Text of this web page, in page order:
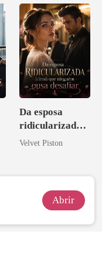
Da esposa
ridicularizada à
irmã que
Velvet Piston
Abrir